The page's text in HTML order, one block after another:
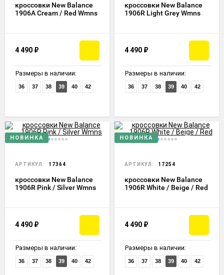
кроссовки New Balance
1906A Cream / Red Wmns
4 490 ₽
Размеры в наличии:
36 37 38 39 40 42
кроссовки New Balance
1906R Light Grey Wmns
4 490 ₽
Размеры в наличии:
36 37 38 39 40 42
НОВИНКА
АРТИКУЛ: 17364
кроссовки New Balance
1906R Pink / Silver Wmns
4 490 ₽
Размеры в наличии:
36 37 38 39 40 42
НОВИНКА
АРТИКУЛ: 17254
кроссовки New Balance
1906R White / Beige / Red
4 490 ₽
Размеры в наличии:
36 37 38 39 40 42